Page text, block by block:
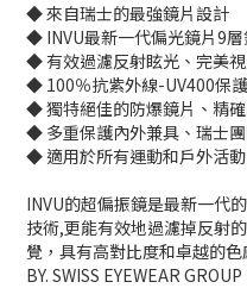
◆ 來自瑞士的最強鏡片設計
◆ INVU最新一代偏光鏡片9
◆ 有效過濾反射眩光、完美
◆ 100％抗紫外線-UV400保
◆ 獨特絕佳的防爆鏡片、精
◆ 多重保護內外兼具、瑞士
◆ 適用於所有運動和戶外活動
INVU的超偏振鏡是最新一代
技術,更能有效地過濾掉反射
覺，具有高對比度和卓越的色
BY. SWISS EYEWEAR GROUP